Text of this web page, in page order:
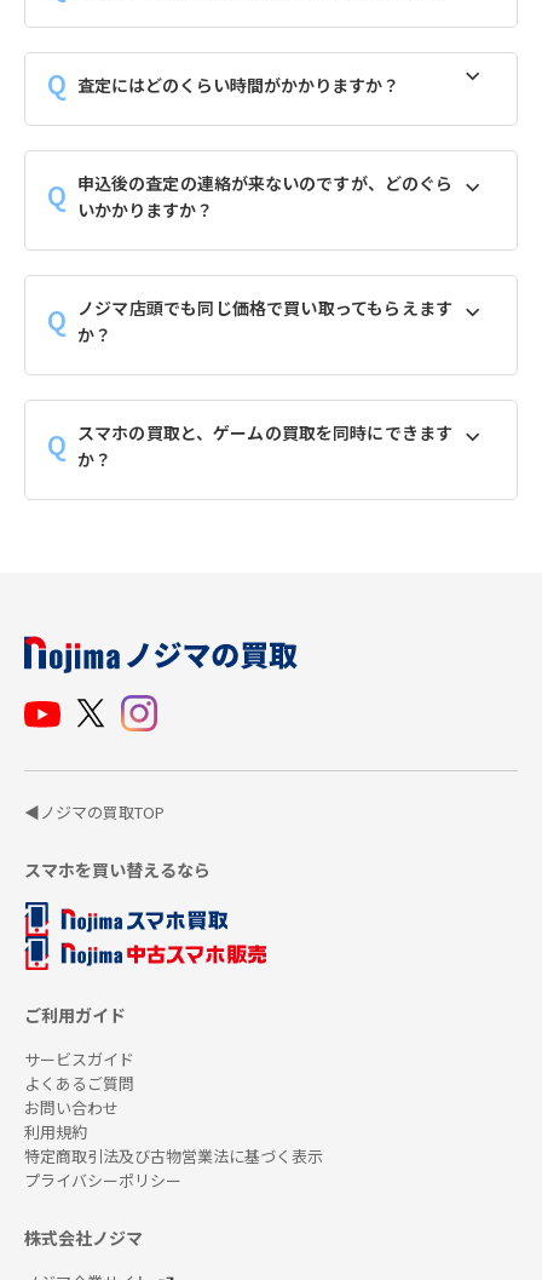
査定にはどのくらい時間がかかりますか？
申込後の査定の連絡が来ないのですが、どのぐら
いかかりますか？
ノジマ店頭でも同じ価格で買い取ってもらえます
か？
スマホの買取と、ゲームの買取を同時にできます
か？
◀ノジマの買取TOP
スマホを買い替えるなら
ご利用ガイド
サービスガイド
よくあるご質問
お問い合わせ
利用規約
特定商取引法及び古物営業法に基づく表示
プライバシーポリシー
株式会社ノジマ